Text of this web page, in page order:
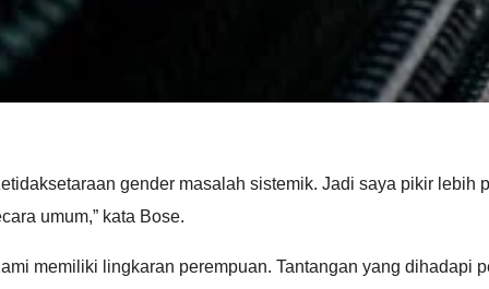
gender masalah sistemik. Jadi saya pikir
umum,” kata Bose.
memiliki lingkaran perempuan. Tantangan yang